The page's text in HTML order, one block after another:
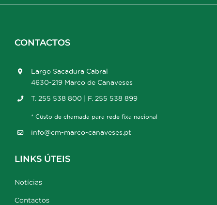
CONTACTOS
Largo Sacadura Cabral
4630-219 Marco de Canaveses
T. 255 538 800 | F. 255 538 899
* Custo de chamada para rede fixa nacional
info@cm-marco-canaveses.pt
LINKS ÚTEIS
Notícias
Contactos